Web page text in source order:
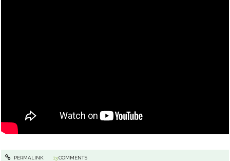
PERMALINK 13COMMENTS